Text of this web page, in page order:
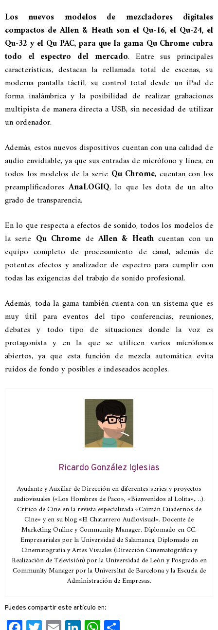
Los nuevos modelos de mezcladores digitales
compactos de Allen & Heath son el Qu-16, el Qu-24, el
Qu-32 y el Qu PAC, para que la gama Qu Chrome cubra
todo el espectro del mercado. Entre sus principales
características, destacan la rellamada total de escenas, su
moderna pantalla táctil, su control total desde un iPad de
forma inalámbrica y la posibilidad de realizar grabaciones
multipista de manera directa a USB, sin necesidad de utilizar
un ordenador.
Además, estos nuevos dispositivos cuentan con una calidad de
audio envidiable, ya que sus entradas de micrófono y línea, en
todos los modelos de la serie Qu Chrome, cuentan con los
preamplificadoresAnaLOGIQ, lo que les dota de un alto
grado de transparencia.
En lo que respecta a efectos de sonido, todos los modelos de
la serie Qu Chrome deAllen & Heathcuentan con un
equipo completo de procesamiento de canal, además de
potentes efectos y analizador de espectro para cumplir con
todas las exigencias del trabajo de sonido profesional.
Además, toda la gama también cuenta con un sistema que es
muy útil para eventos del tipo conferencias, reuniones,
debates y todo tipo de situaciones donde la voz es
protagonista y en la que se utilicen varios micrófonos
abiertos, ya que esta función de mezcla automática evita
ruidos de fondo y posibles e indeseados acoples.
Ricardo González Iglesias
Ayudante y Auxiliar de Dirección en diferentes series y proyectos
audiovisuales («Los Hombres de Paco», «Bienvenidos al Lolita»,…).
Crítico de Cine en la revista especializada «Caimán Cuadernos de
Cine» y en su blog «El Chatarrero Audiovisual». Docente de
Marketing Online y Community Manager. Diplomado en CC.
Empresariales por la Universidad de Salamanca, Diplomado en
Cinematografía y Artes Visuales (Dirección Cinematográfica y
Realización de Televisión) por la Universidad de León y Posgrado en
Community Manager por la Universitat de Barcelona y la Escuela de
Administración de Empresas.
Puedes compartir este artículo en: